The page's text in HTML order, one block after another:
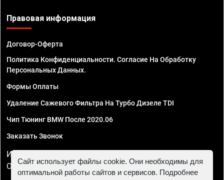
Правовая информация
Договор-Оферта
Политика Конфиденциальности. Согласие На Обработку
Персональных Данных.
Формы Оплаты
Удаление Сажевого Фильтра На Турбо Дизеле TDI
Чип Тюнинг BMW После 2020.06
Заказать Звонок
ИП Смирнов Георгий Павлович. ИНН 781302555843,
ОГРНИП 324470400032610
Сайт использует файлы cookie. Они необходимы для
оптимальной работы сайтов и сервисов. Подробнее